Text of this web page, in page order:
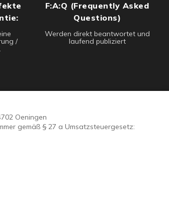
/
F:A:Q (Frequently Asked
Questions)
Werden direkt beantwortet und
laufend publiziert
Oeningen
gemäß § 27 a Umsatzsteuergesetz: